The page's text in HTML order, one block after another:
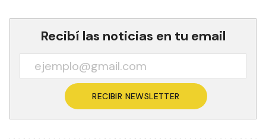
Recibí las noticias en tu email
RECIBIR NEWSLETTER